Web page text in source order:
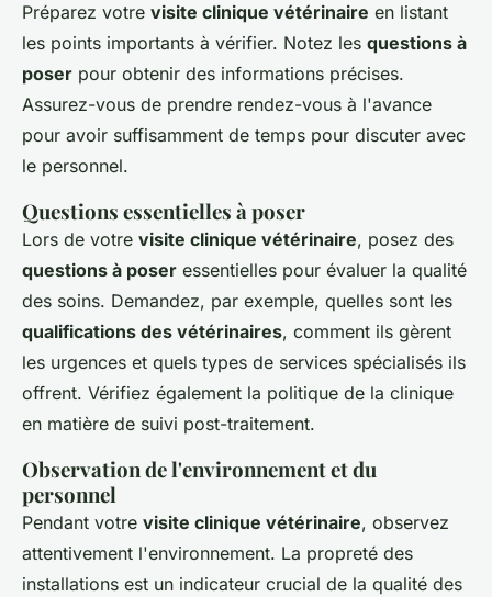
Préparez votre visite clinique vétérinaire en listant
les points importants à vérifier. Notez les questions à
poser pour obtenir des informations précises.
Assurez-vous de prendre rendez-vous à l'avance
pour avoir suffisamment de temps pour discuter avec
le personnel.
Questions essentielles à poser
Lors de votre visite clinique vétérinaire, posez des
questions à poser essentielles pour évaluer la qualité
des soins. Demandez, par exemple, quelles sont les
qualifications des vétérinaires, comment ils gèrent
les urgences et quels types de services spécialisés ils
offrent. Vérifiez également la politique de la clinique
en matière de suivi post-traitement.
Observation de l'environnement et du
personnel
Pendant votre visite clinique vétérinaire, observez
attentivement l'environnement. La propreté des
installations est un indicateur crucial de la qualité des